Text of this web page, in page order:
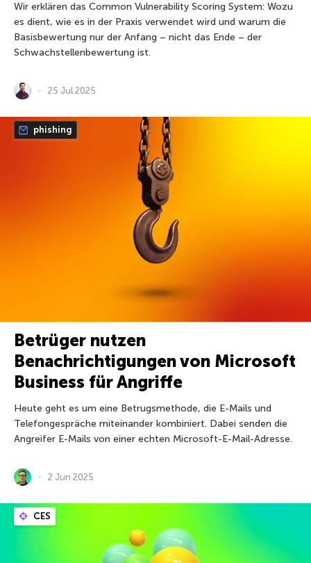
Wir erklären das Common Vulnerability Scoring System: Wozu
es dient, wie es in der Praxis verwendet wird und warum die
Basisbewertung nur der Anfang – nicht das Ende – der
Schwachstellenbewertung ist.
25 Jul 2025
phishing
Betrüger nutzen
Benachrichtigungen von Microsoft
Business für Angriffe
Heute geht es um eine Betrugsmethode, die E-Mails und
Telefongespräche miteinander kombiniert. Dabei senden die
Angreifer E-Mails von einer echten Microsoft-E-Mail-Adresse.
2 Jun 2025
CES